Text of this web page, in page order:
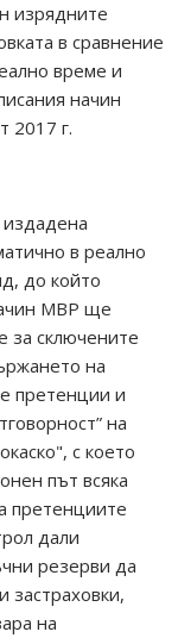
изрядните
в сравнение
време и
начин
2017 г.
в реално
до който
МВР ще
за сключените
на
претенции и
на
с което
път всяка
претенциите
дали
резерви да
на